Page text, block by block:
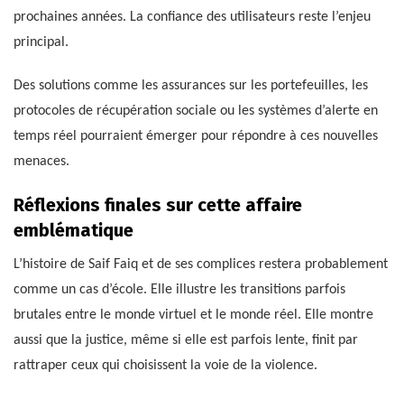
prochaines années. La confiance des utilisateurs reste l’enjeu
principal.
Des solutions comme les assurances sur les portefeuilles, les
protocoles de récupération sociale ou les systèmes d’alerte en
temps réel pourraient émerger pour répondre à ces nouvelles
menaces.
Réflexions finales sur cette affaire
emblématique
L’histoire de Saif Faiq et de ses complices restera probablement
comme un cas d’école. Elle illustre les transitions parfois
brutales entre le monde virtuel et le monde réel. Elle montre
aussi que la justice, même si elle est parfois lente, finit par
rattraper ceux qui choisissent la voie de la violence.